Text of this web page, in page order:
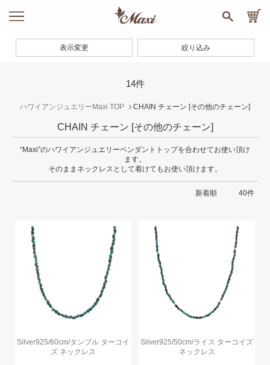
14件
ハワイアンジュエリーMaxi TOP CHAIN チェーン [その他のチェーン]
CHAIN チェーン [その他のチェーン]
“Maxi”のハワイアンジュエリーペンダントトップを合わせてお使い頂け
ます。
そのままネックレスとして着けてもお使い頂けます。
Silver925/60cm/タンブル ターコイ
ズ ネックレス
Silver925/50cm/ライス ターコイズ
ネックレス
表示変更 絞り込み